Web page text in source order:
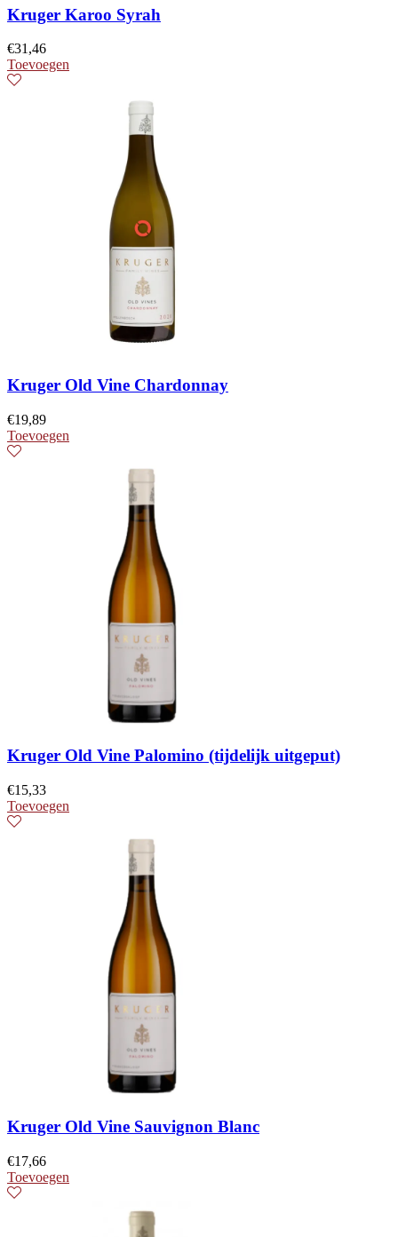
Kruger Karoo Syrah
€31,46
Toevoegen
Kruger Old Vine Chardonnay
€19,89
Toevoegen
Kruger Old Vine Palomino (tijdelijk uitgeput)
€15,33
Toevoegen
Kruger Old Vine Sauvignon Blanc
€17,66
Toevoegen